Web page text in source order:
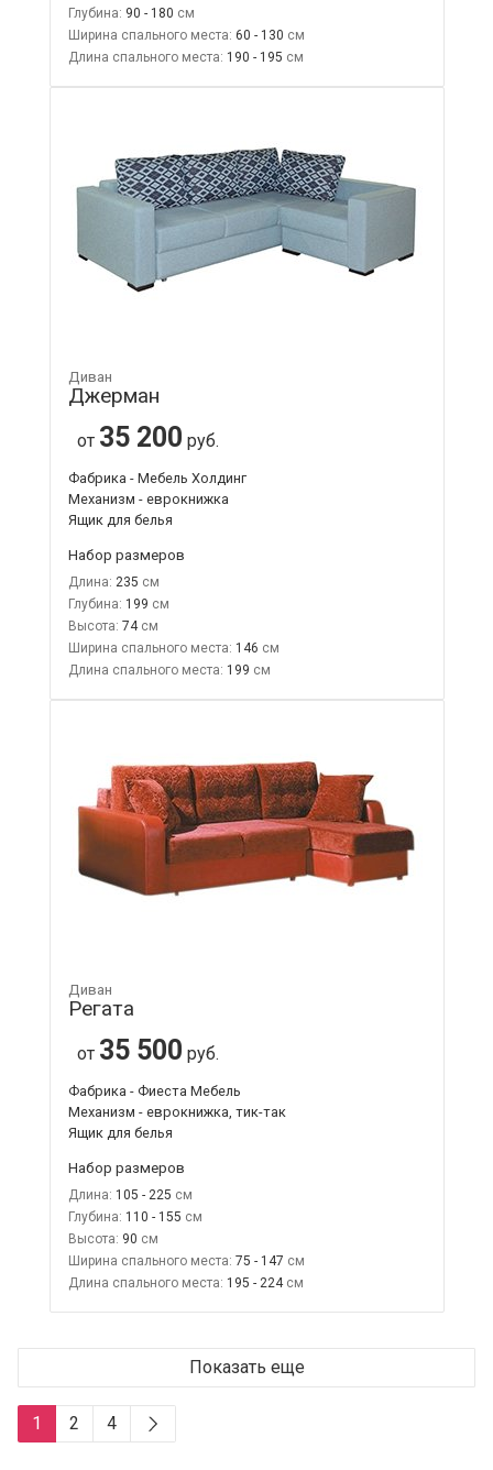
Глубина: 90 - 180
Ширина спального места: 60 - 130
Длина спального места: 190 - 195
Диван
Джерман
от 35 200 руб.
Фабрика - Мебель Холдинг
Механизм - еврокнижка
Ящик для белья
Набор размеров
Длина: 235
Глубина: 199
Высота: 74
Ширина спального места: 146
Длина спального места: 199
Диван
Регата
от 35 500 руб.
Фабрика - Фиеста Мебель
Механизм - еврокнижка, тик-так
Ящик для белья
Набор размеров
Длина: 105 - 225
Глубина: 110 - 155
Высота: 90
Ширина спального места: 75 - 147
Длина спального места: 195 - 224
Показать еще
1 2 4